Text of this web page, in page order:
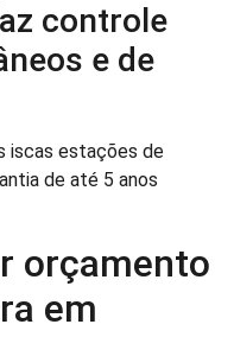
controle
e de
iscas estações de
de até 5 anos
orçamento
em